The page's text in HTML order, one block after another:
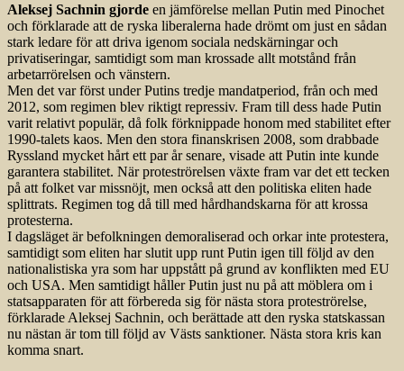
Aleksej Sachnin gjorde en jämförelse mellan Putin med Pinochet
och förklarade att de ryska liberalerna hade drömt om just en sådan
stark ledare för att driva igenom sociala nedskärningar och
privatiseringar, samtidigt som man krossade allt motstånd från
arbetarrörelsen och vänstern.
Men det var först under Putins tredje mandatperiod, från och med
2012, som regimen blev riktigt repressiv. Fram till dess hade Putin
varit relativt populär, då folk förknippade honom med stabilitet efter
1990-talets kaos. Men den stora finanskrisen 2008, som drabbade
Ryssland mycket hårt ett par år senare, visade att Putin inte kunde
garantera stabilitet. När proteströrelsen växte fram var det ett tecken
på att folket var missnöjt, men också att den politiska eliten hade
splittrats. Regimen tog då till med hårdhandskarna för att krossa
protesterna.
I dagsläget är befolkningen demo­raliserad och orkar inte protestera,
samtidigt som eliten har slutit upp runt Putin igen till följd av den
nationalistiska yra som har uppstått på grund av konflikten med EU
och USA. Men samtidigt håller Putin just nu på att möblera om i
statsapparaten för att förbereda sig för nästa stora protest­rörelse,
förklarade Aleksej Sachnin, och berättade att den ryska statskassan
nu nästan är tom till följd av Västs sanktioner. Nästa stora kris kan
komma snart.